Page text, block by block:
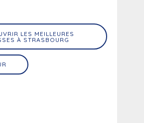
LES MEILLEURES
À STRASBOURG